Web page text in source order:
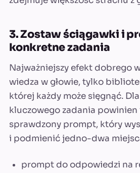
3. Zostaw ściągawki i
konkretne zadania
Najważniejszy efekt dobrego
wiedza w głowie, tylko
której każdy może sięgnąć.
kluczowego zadania
sprawdzony prompt, który
i podmienić jedno-dwa
prompt do odpowiedzi na